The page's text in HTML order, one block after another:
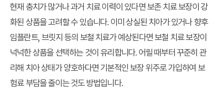
현재 충치가 많거나 과거 치료 이력이 있다면 보존 치료 보장이 강
화된 상품을 고려할 수 있습니다. 이미 상실된 치아가 있거나 향후
임플란트, 브릿지 등의 보철 치료가 예상된다면 보철 치료 보장이
넉넉한 상품을 선택하는 것이 유리합니다. 어릴 때부터 꾸준히 관
리해 치아 상태가 양호하다면 기본적인 보장 위주로 가입하여 보
험료 부담을 줄이는 것도 방법입니다.